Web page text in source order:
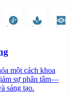
một cách khoa
sự phân tâm—
sáng tạo.